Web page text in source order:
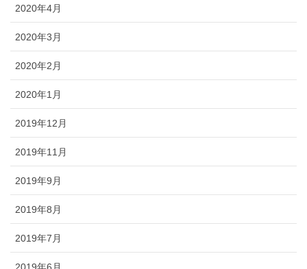
2020年4月
2020年3月
2020年2月
2020年1月
2019年12月
2019年11月
2019年9月
2019年8月
2019年7月